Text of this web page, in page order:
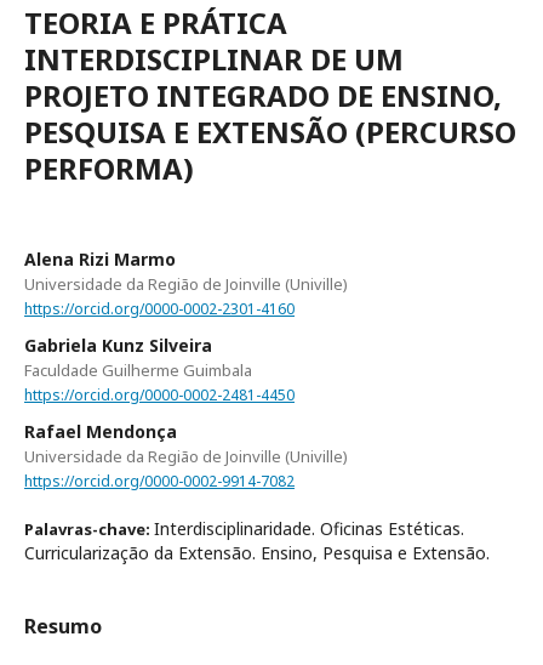
TEORIA E PRÁTICA
INTERDISCIPLINAR DE UM
PROJETO INTEGRADO DE ENSINO,
PESQUISA E EXTENSÃO (PERCURSO
PERFORMA)
Alena Rizi Marmo
Universidade da Região de Joinville (Univille)
https://orcid.org/0000-0002-2301-4160
Gabriela Kunz Silveira
Faculdade Guilherme Guimbala
https://orcid.org/0000-0002-2481-4450
Rafael Mendonça
Universidade da Região de Joinville (Univille)
https://orcid.org/0000-0002-9914-7082
Palavras-chave: Interdisciplinaridade. Oficinas Estéticas.
Curricularização da Extensão. Ensino, Pesquisa e Extensão.
Resumo